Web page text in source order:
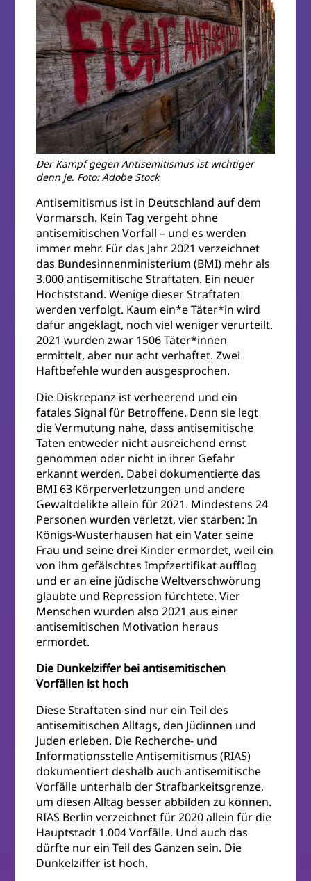
Der Kampf gegen Antisemitismus ist wichtiger
denn je. Foto: Adobe Stock
Antisemitismus ist in Deutschland auf dem
Vormarsch. Kein Tag vergeht ohne
antisemitischen Vorfall – und es werden
immer mehr. Für das Jahr 2021 verzeichnet
das Bundesinnenministerium (BMI) mehr als
3.000 antisemitische Straftaten. Ein neuer
Höchststand. Wenige dieser Straftaten
werden verfolgt. Kaum ein*e Täter*in wird
dafür angeklagt, noch viel weniger verurteilt.
2021 wurden zwar 1506 Täter*innen
ermittelt, aber nur acht verhaftet. Zwei
Haftbefehle wurden ausgesprochen.
Die Diskrepanz ist verheerend und ein
fatales Signal für Betroffene. Denn sie legt
die Vermutung nahe, dass antisemitische
Taten entweder nicht ausreichend ernst
genommen oder nicht in ihrer Gefahr
erkannt werden. Dabei dokumentierte das
BMI 63 Körperverletzungen und andere
Gewaltdelikte allein für 2021. Mindestens 24
Personen wurden verletzt, vier starben: In
Königs-Wusterhausen hat ein Vater seine
Frau und seine drei Kinder ermordet, weil ein
von ihm gefälschtes Impfzertifikat aufflog
und er an eine jüdische Weltverschwörung
glaubte und Repression fürchtete. Vier
Menschen wurden also 2021 aus einer
antisemitischen Motivation heraus
ermordet.
Die Dunkelziffer bei antisemitischen
Vorfällen ist hoch
Diese Straftaten sind nur ein Teil des
antisemitischen Alltags, den Jüdinnen und
Juden erleben. Die Recherche- und
Informationsstelle Antisemitismus (RIAS)
dokumentiert deshalb auch antisemitische
Vorfälle unterhalb der Strafbarkeitsgrenze,
um diesen Alltag besser abbilden zu können.
RIAS Berlin verzeichnet für 2020 allein für die
Hauptstadt 1.004 Vorfälle. Und auch das
dürfte nur ein Teil des Ganzen sein. Die
Dunkelziffer ist hoch.